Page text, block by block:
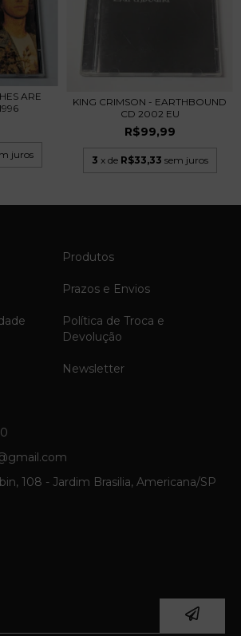
ARE
juros
KING CRIMSON - EARTHBOUND
CD 2002 EU
R$99,99
3 x de R$33,33 sem juros
Produtos
Prazos e Envios
Política de Troca e
Devolução
Newsletter
108 - Jardim Brasilia, Americana/SP